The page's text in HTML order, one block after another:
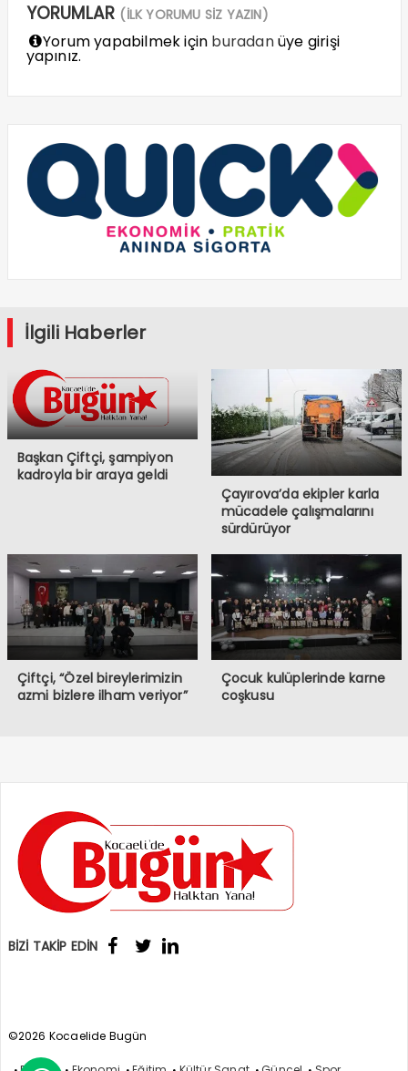
YORUMLAR (İLK YORUMU SİZ YAZIN)
Yorum yapabilmek için buradanüye girişi
yapınız.
İlgili Haberler
Başkan Çiftçi, şampiyon
kadroyla bir araya geldi
Çayırova’da ekipler karla
mücadele çalışmalarını
sürdürüyor
Çiftçi, “Özel bireylerimizin
azmi bizlere ilham veriyor”
Çocuk kulüplerinde karne
coşkusu
BİZİ TAKİP EDİN
©2026 Kocaelide Bugün